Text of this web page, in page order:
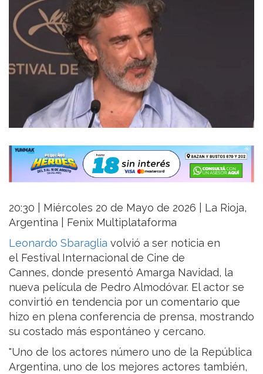
20:30 | Miércoles 20 de Mayo de 2026 | La Rioja,
Argentina | Fenix Multiplataforma
Leonardo Sbaraglia volvió a ser noticia en
el Festival Internacional de Cine de
Cannes, donde presentó Amarga Navidad, la
nueva película de Pedro Almodóvar. El actor se
convirtió en tendencia por un comentario que
hizo en plena conferencia de prensa, mostrando
su costado más espontáneo y cercano.
"Uno de los actores número uno de la República
Argentina, uno de los mejores actores también,